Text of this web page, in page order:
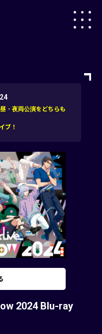
・夜両公演をどちらも
ブ！
2024 Blu-ray